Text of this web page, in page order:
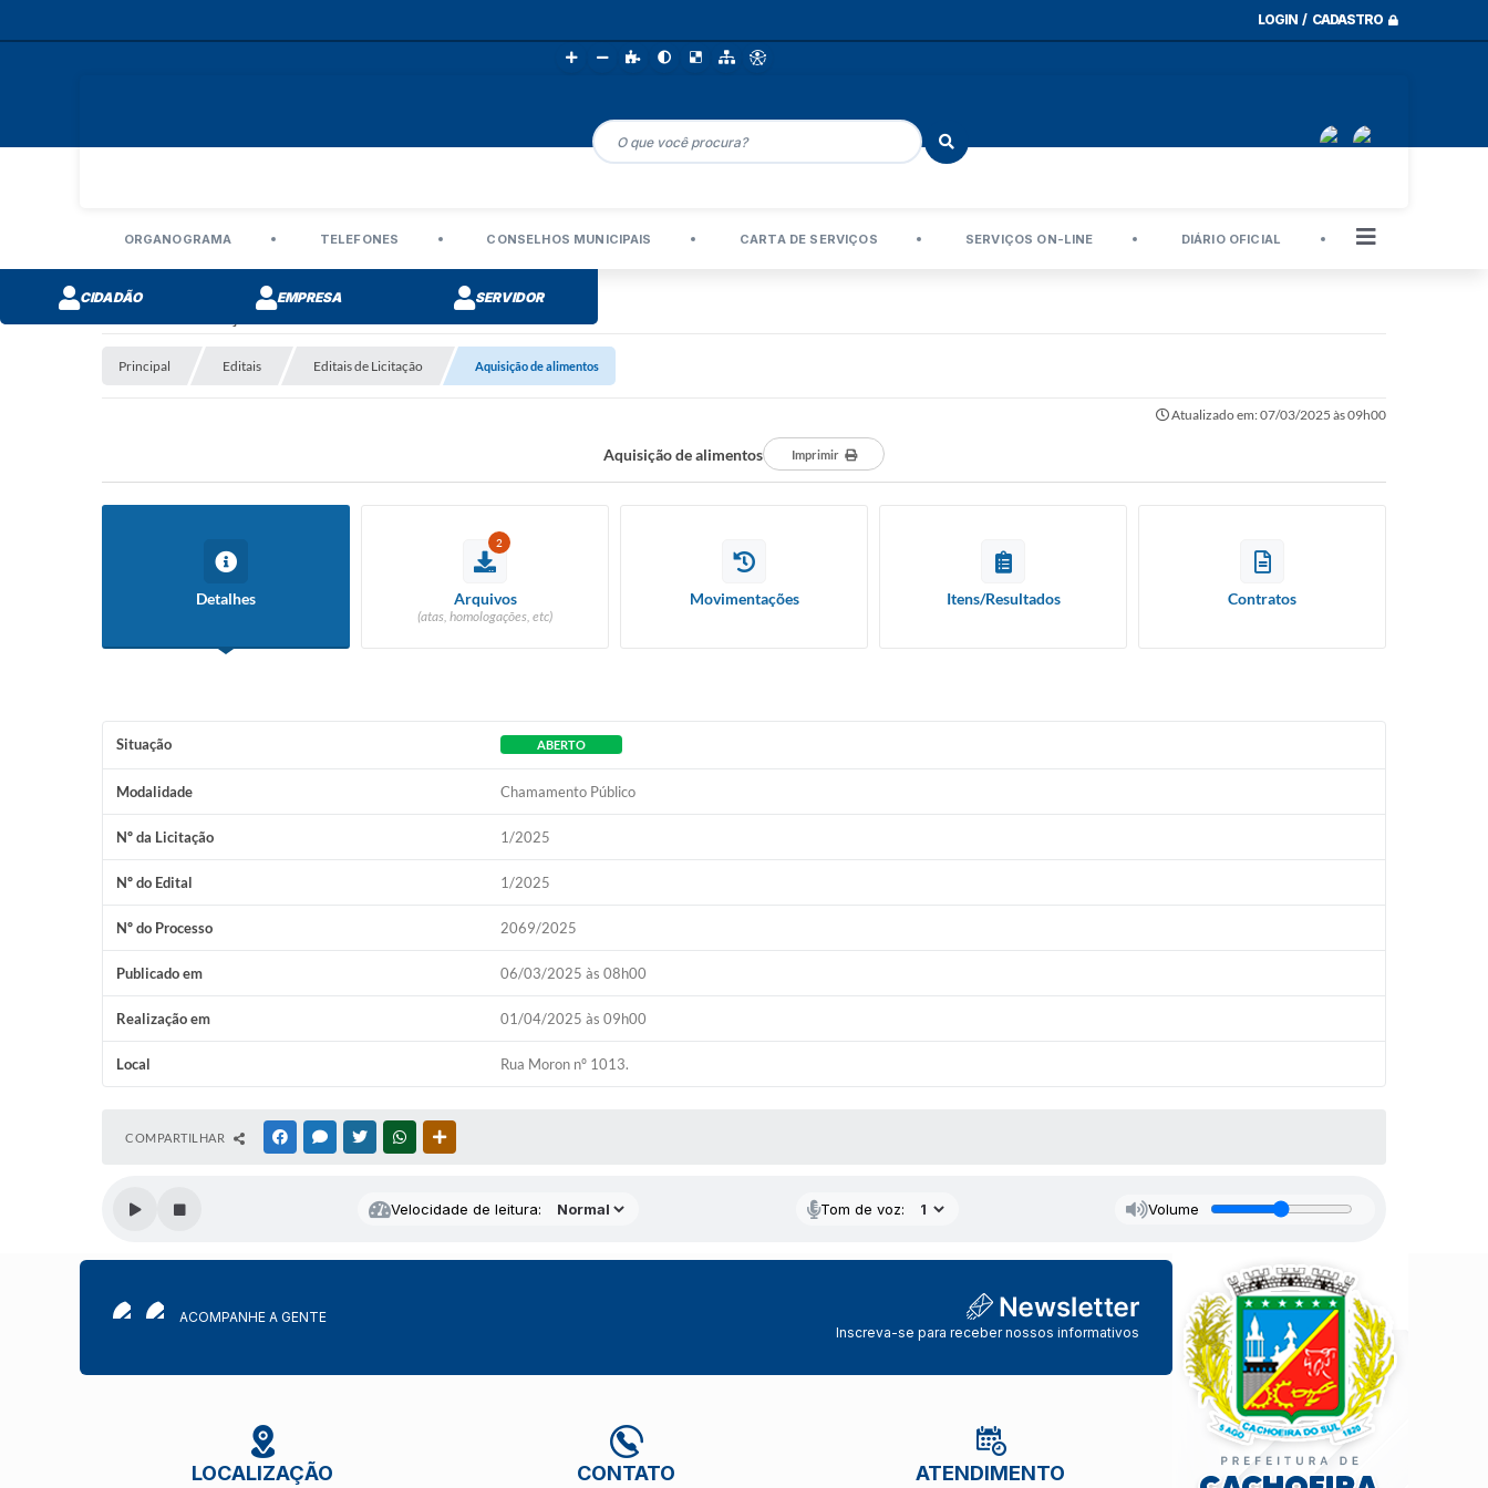
LOGIN / CADASTRO
ORGANOGRAMA TELEFONES CONSELHOS MUNICIPAIS CARTA DE SERVIÇOS SERVIÇOS ON-LINE DIÁRIO OFICIAL
CIDADÃO EMPRESA SERVIDOR
Editais de Licitação
Principal Editais Editais de Licitação Aquisição de alimentos
Atualizado em: 07/03/2025 às 09h00
Aquisição de alimentos Imprimir
Detalhes
2
Arquivos
(atas, homologações, etc)
Movimentações Itens/Resultados Contratos
Situação ABERTO
Modalidade Chamamento Público
Nº da Licitação 1/2025
Nº do Edital 1/2025
Nº do Processo 2069/2025
Publicado em 06/03/2025 às 08h00
Realização em 01/04/2025 às 09h00
Local Rua Moron nº 1013.
COMPARTILHAR FACEBOOKMESSENGER
TWITTERWHATSAPP
Velocidade de leitura: Tom de voz: Volume
ACOMPANHE A GENTE
Inscreva-se para receber nossos informativos
LOCALIZAÇÃO CONTATO ATENDIMENTO